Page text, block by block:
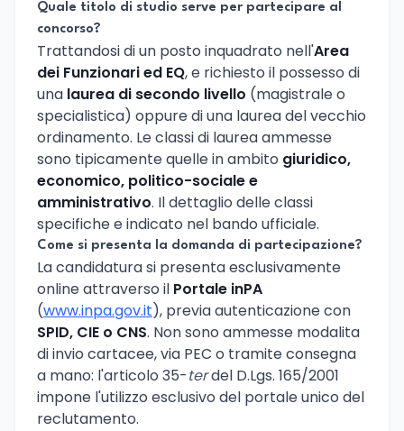
Quale titolo di studio serve per partecipare al
concorso?
Trattandosi di un posto inquadrato nell'Area
dei Funzionari ed EQ, e richiesto il possesso di
una laurea di secondo livello (magistrale o
specialistica) oppure di una laurea del vecchio
ordinamento. Le classi di laurea ammesse
sono tipicamente quelle in ambito giuridico,
economico, politico-sociale e
amministrativo. Il dettaglio delle classi
specifiche e indicato nel bando ufficiale.
Come si presenta la domanda di partecipazione?
La candidatura si presenta esclusivamente
online attraverso il Portale inPA
(www.inpa.gov.it), previa autenticazione con
SPID, CIE o CNS. Non sono ammesse modalita
di invio cartacee, via PEC o tramite consegna
a mano: l'articolo 35-terdel D.Lgs. 165/2001
impone l'utilizzo esclusivo del portale unico del
reclutamento.